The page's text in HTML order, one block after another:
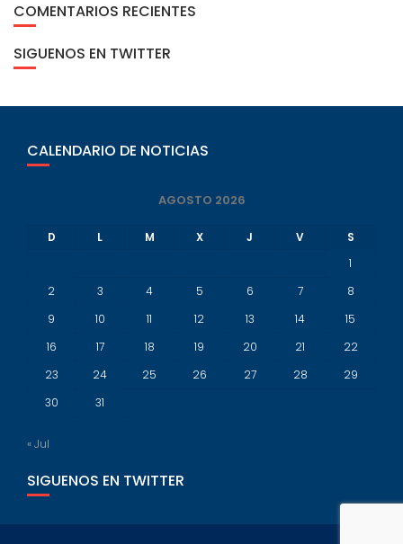
COMENTARIOS RECIENTES
SIGUENOS EN TWITTER
CALENDARIO DE NOTICIAS
AGOSTO 2026
D L M X J V
S
1
2
3 4 5 6 7
8
9
10 11 12 13 14
15
16
17 18 19 20 21
22
23
24 25 26 27 28
29
30
31
« Jul
SIGUENOS EN TWITTER